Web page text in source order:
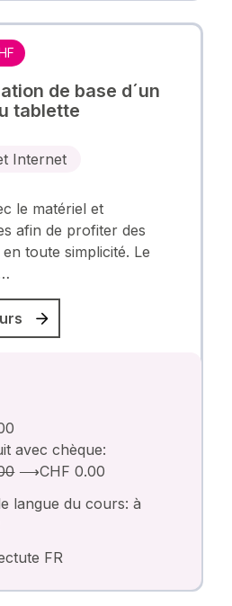
de base d´un
tablette
Internet
le matériel et
afin de profiter des
toute simplicité. Le
avec chèque:
⟶CHF 0.00
langue du cours: à
FR